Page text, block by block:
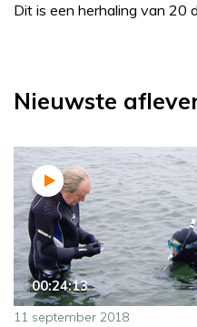
Dit is een herhaling van 20
Nieuwste
00:24:13
11 september 2018